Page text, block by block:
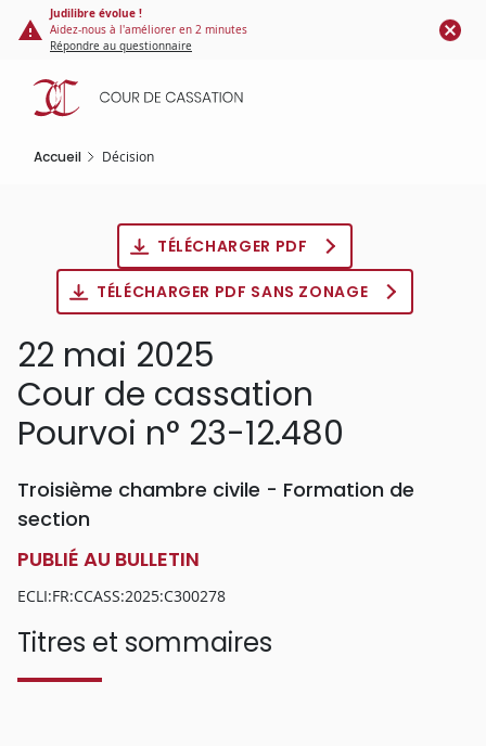
Panneau de gestion des cookies
contenu
principal
Judilibre évolue !
Aidez-nous à l'améliorer en 2 minutes
Répondre au questionnaire
Accueil Décision
TÉLÉCHARGER PDF
TÉLÉCHARGER PDF SANS ZONAGE
22 mai 2025
Cour de cassation
Pourvoi n° 23-12.480
Troisième chambre civile - Formation de
section
PUBLIÉ AU BULLETIN
ECLI:FR:CCASS:2025:C300278
Titres et sommaires